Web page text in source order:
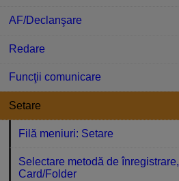
AF/Declanşare
Redare
Funcţii comunicare
Setare
Filă meniuri: Setare
Selectare metodă de înregistrare,
Card/Folder